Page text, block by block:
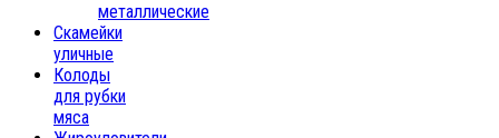
металлические
Скамейки
уличные
Колоды
для рубки
мяса